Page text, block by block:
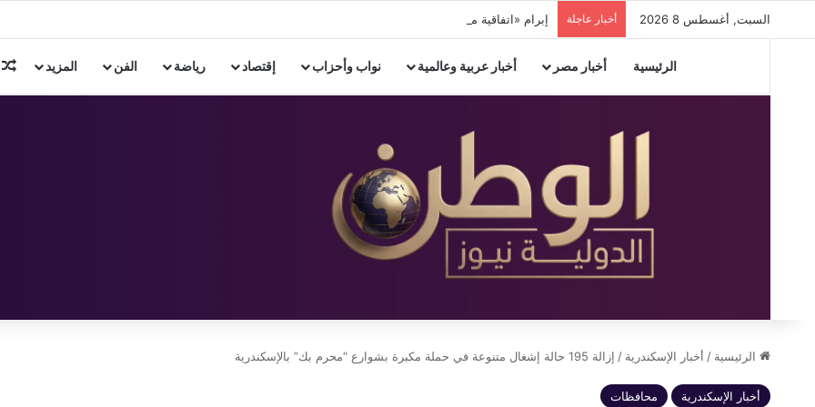
السبت, أغسطس 8 2026 أخبار عاجلة إبرام «اتفاقية مكة للدفاع المشترك» بين 3 دول إسلامية
الرئيسية أخبار مصر أخبار عربية وعالمية نواب وأحزاب إقتصاد رياضة الفن المزيد
الرئيسية / أخبار الإسكندرية / إزالة 195 حالة إشغال متنوعة في حملة مكبرة بشوارع “محرم بك” بالإسكندرية
أخبار الإسكندرية محافظات